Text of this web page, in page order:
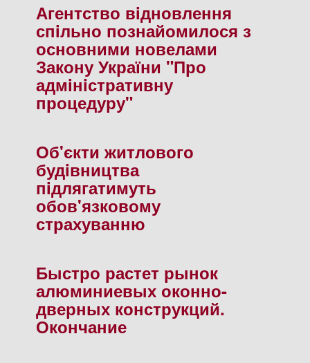
Агентство вiдновлення
спiльно познайомилося з
основними новелами
Закону України "Про
адмiнiстративну
процедуру"
Об'єкти житлового
будiвництва
пiдлягатимуть
обов'язковому
страхуванню
Быстро растет рынок
алюминиевых оконно-
дверных конструкций.
Окончание